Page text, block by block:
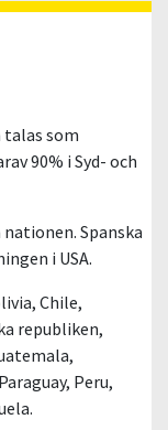
som
90% i Syd- och
Spanska
i USA.
Chile,
republiken,
Peru,